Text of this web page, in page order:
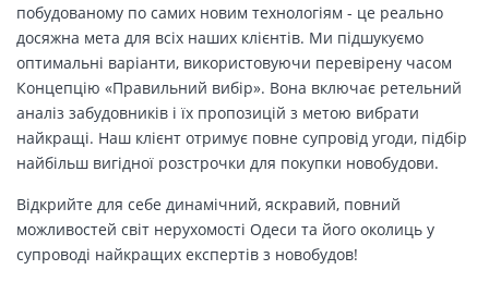
побудованому по самих новим технологіям - це реально
досяжна мета для всіх наших клієнтів. Ми підшукуємо
оптимальні варіанти, використовуючи перевірену часом
Концепцію «Правильний вибір». Вона включає ретельний
аналіз забудовників і їх пропозицій з метою вибрати
найкращі. Наш клієнт отримує повне супровід угоди, підбір
найбільш вигідної розстрочки для покупки новобудови.
Відкрийте для себе динамічний, яскравий, повний
можливостей світ нерухомості Одеси та його околиць у
супроводі найкращих експертів з новобудов!